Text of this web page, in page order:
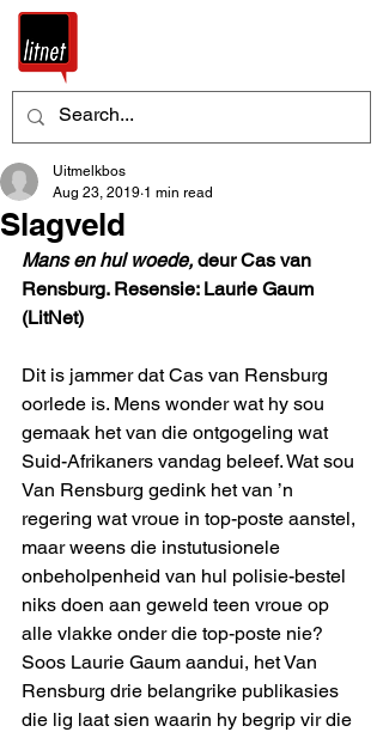
Slagveld
Uitmelkbos
Aug 23, 2019 1 min read
Mans en hul woede, deur Cas van
Rensburg. Resensie: Laurie Gaum
(LitNet)
Dit is jammer dat Cas van Rensburg
oorlede is. Mens wonder wat hy sou
gemaak het van die ontgogeling wat
Suid-Afrikaners vandag beleef. Wat sou
Van Rensburg gedink het van ’n
regering wat vroue in top-poste aanstel,
maar weens die instutusionele
onbeholpenheid van hul polisie-bestel
niks doen aan geweld teen vroue op
alle vlakke onder die top-poste nie?
Soos Laurie Gaum aandui, het Van
Rensburg drie belangrike publikasies
die lig laat sien waarin hy begrip vir die